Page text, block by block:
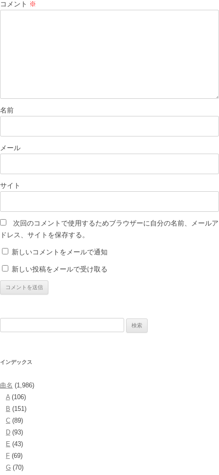
ン
コメント ※
名前
メール
サイト
次回のコメントで使用するためブラウザーに自分の名前、メールア
ドレス、サイトを保存する。
新しいコメントをメールで通知
新しい投稿をメールで受け取る
インデックス
曲名 (1,986)
A(106)
B (151)
C (89)
D (93)
E (43)
F (69)
G (70)